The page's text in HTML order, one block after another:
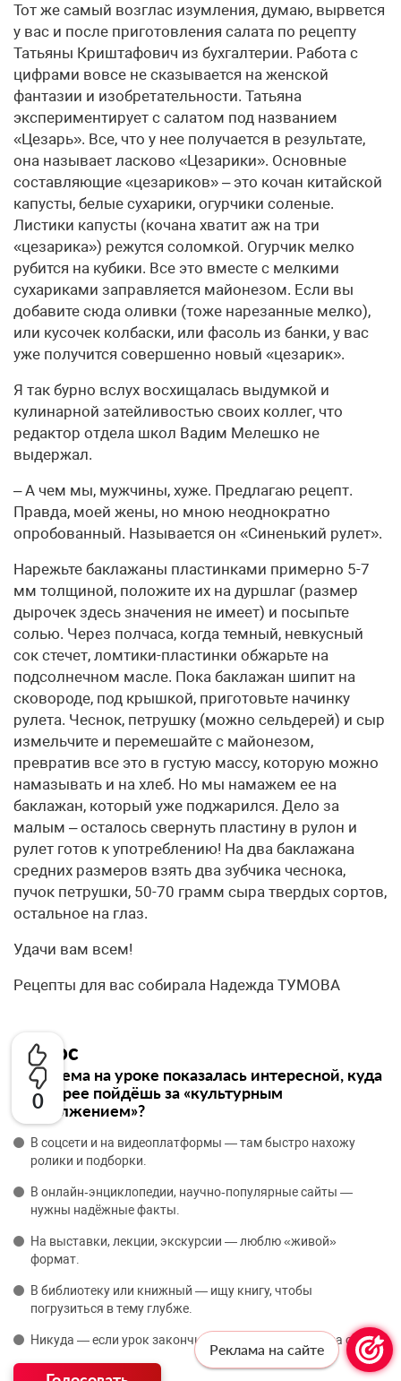
0
Тот же самый возглас изумления, думаю, вырвется
у вас и после приготовления салата по рецепту
Татьяны Криштафович из бухгалтерии. Работа с
цифрами вовсе не сказывается на женской
фантазии и изобретательности. Татьяна
экспериментирует с салатом под названием
«Цезарь». Все, что у нее получается в результате,
она называет ласково «Цезарики». Основные
составляющие «цезариков» – это кочан китайской
капусты, белые сухарики, огурчики соленые.
Листики капусты (кочана хватит аж на три
«цезарика») режутся соломкой. Огурчик мелко
рубится на кубики. Все это вместе с мелкими
сухариками заправляется майонезом. Если вы
добавите сюда оливки (тоже нарезанные мелко),
или кусочек колбаски, или фасоль из банки, у вас
уже получится совершенно новый «цезарик».
Я так бурно вслух восхищалась выдумкой и
кулинарной затейливостью своих коллег, что
редактор отдела школ Вадим Мелешко не
выдержал.
– А чем мы, мужчины, хуже. Предлагаю рецепт.
Правда, моей жены, но мною неоднократно
опробованный. Называется он «Синенький рулет».
Нарежьте баклажаны пластинками примерно 5-7
мм толщиной, положите их на дуршлаг (размер
дырочек здесь значения не имеет) и посыпьте
солью. Через полчаса, когда темный, невкусный
сок стечет, ломтики-пластинки обжарьте на
подсолнечном масле. Пока баклажан шипит на
сковороде, под крышкой, приготовьте начинку
рулета. Чеснок, петрушку (можно сельдерей) и сыр
измельчите и перемешайте с майонезом,
превратив все это в густую массу, которую можно
намазывать и на хлеб. Но мы намажем ее на
баклажан, который уже поджарился. Дело за
малым – осталось свернуть пластину в рулон и
рулет готов к употреблению! На два баклажана
средних размеров взять два зубчика чеснока,
пучок петрушки, 50-70 грамм сыра твердых сортов,
остальное на глаз.
Удачи вам всем!
Рецепты для вас собирала Надежда ТУМОВА
Опрос
Если тема на уроке показалась интересной, куда
ты скорее пойдёшь за «культурным
продолжением»?
В соцсети и на видеоплатформы — там быстро нахожу
ролики и подборки.
В онлайн‑энциклопедии, научно‑популярные сайты —
нужны надёжные факты.
На выставки, лекции, экскурсии — люблю «живой»
формат.
В библиотеку или книжный — ищу книгу, чтобы
погрузиться в тему глубже.
Никуда — если урок закончился, я переключаюсь на отдых.
Реклама на сайте